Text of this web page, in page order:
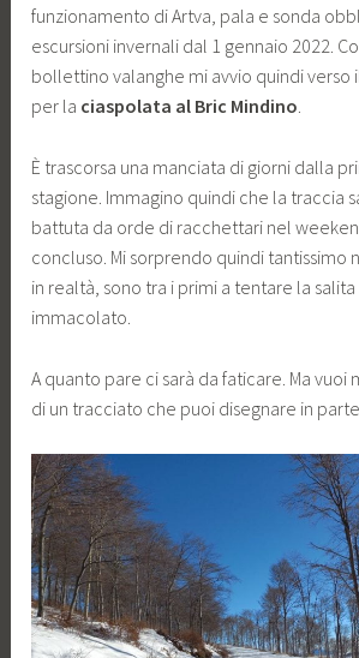
funzionamento di Artva, pala e sonda
escursioni invernali dal 1 gennaio 2022.
bollettino valanghe mi avvio quindi verso
per la ciaspolata al Bric Mindino.
È trascorsa una manciata di giorni dalla
stagione. Immagino quindi che la traccia
battuta da orde di racchettari nel
concluso. Mi sorprendo quindi tantissimo
in realtà, sono tra i primi a tentare la
immacolato.
A quanto pare ci sarà da faticare. Ma vuoi
di un tracciato che puoi disegnare in